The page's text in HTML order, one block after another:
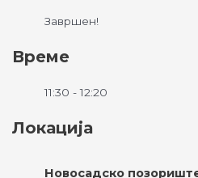
Завршен!
Време
11:30 - 12:20
Локација
Новосадско